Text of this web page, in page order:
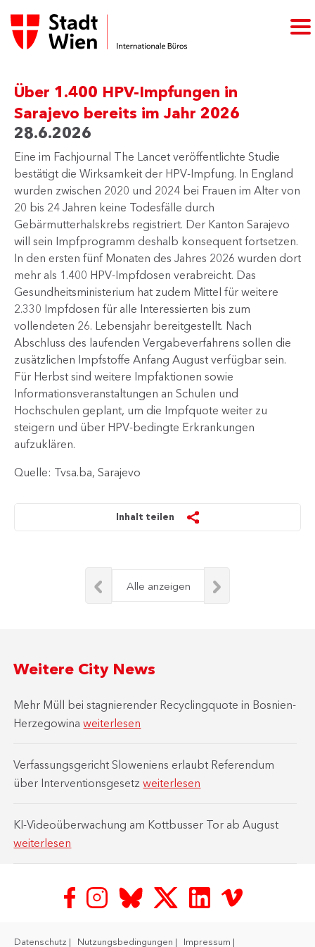
Über 1.400 HPV-Impfungen in
Sarajevo bereits im Jahr 2026
28.6.2026
​Eine im Fachjournal The Lancet veröffentlichte Studie
bestätigt die Wirksamkeit der HPV-Impfung. In England
wurden zwischen 2020 und 2024 bei Frauen im Alter von
20 bis 24 Jahren keine Todesfälle durch
Gebärmutterhalskrebs registriert. Der Kanton Sarajevo
will sein Impfprogramm deshalb konsequent fortsetzen.
In den ersten fünf Monaten des Jahres 2026 wurden dort
mehr als 1.400 HPV-Impfdosen verabreicht. Das
Gesundheitsministerium hat zudem Mittel für weitere
2.330 Impfdosen für alle Interessierten bis zum
vollendeten 26. Lebensjahr bereitgestellt. Nach
Abschluss des laufenden Vergabeverfahrens sollen die
zusätzlichen Impfstoffe Anfang August verfügbar sein.
Für Herbst sind weitere Impfaktionen sowie
Informationsveranstaltungen an Schulen und
Hochschulen geplant, um die Impfquote weiter zu
steigern und über HPV-bedingte Erkrankungen
aufzuklären.​​
Quelle: Tvsa.ba, Sarajevo
Inhalt teilen
Alle anzeigen
Weitere City News
Mehr Müll bei stagnierender Recyclingquote in Bosnien-
Herzegowinaweiterlesen
Verfassungsgericht Sloweniens erlaubt Referendum
über Interventionsgesetzweiterlesen
KI-Videoüberwachung am Kottbusser Tor ab August
weiterlesen
Datenschutz Nutzungsbedingungen Impressum